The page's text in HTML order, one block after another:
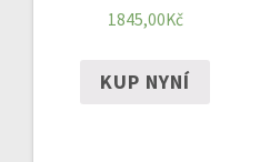
1845,00Kč
KUP NYNÍ